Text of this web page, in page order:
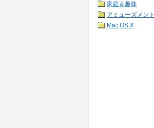
家庭＆趣味
アミューズメント
Mac OS X